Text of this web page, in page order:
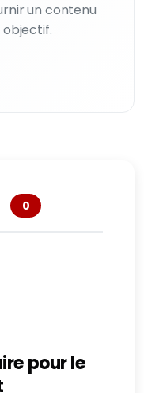
un contenu
objectif.
0
pour le